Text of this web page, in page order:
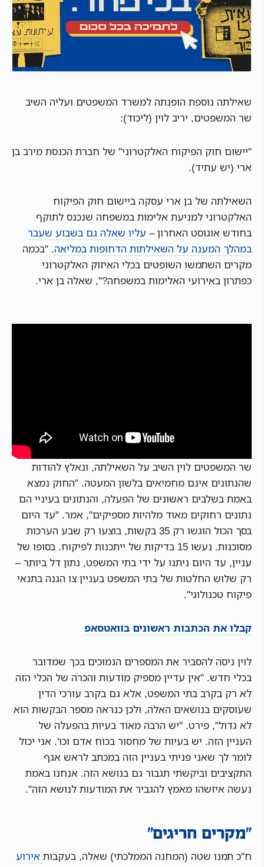
שאילתה נוספת הופנתה למשרד המשפטים ועליה השיב
שר המשפטים, יריב לוין (ליכוד):
"יישום חוק הפיקוח האלקטרוני" של חברת הכנסת מירב בן
ארי (יש עתיד).
השאילתה של בן ארי עסקה ביישום חוק הפיקוח
האלקטרוני למניעת אלימות במשפחה שנכנס לתוקף
בחודש אוגוסט האחרון – עליו שאלה גם בשבוע שעבר
במהלך המענה על השאילתות הדחופות במליאה. "בכמה
מקרים השתמשו השופטים בכלי האיזוק האלקטרוני
כפתרון באירועי האלימות במשפחה?", שאלה בן ארי.
שר המשפטים לוין השיב על השאילתה, ונאלץ להודות
שהנתונים אינם מחמיאים בלשון המעטה. "החוק נמצא
באמת בשלבים ראשונים של הפעלה, והנתונים בעיניי הם
נתונים רחוקים מאוד מלהיות מספיקים", אמר. "עד היום
בסך הכול הוגשו רק 35 בקשות, בוצעו רק שבע הערכות
מסוכנות. נעשו 15 בדיקות של ייתכנות לפיקוח. בסופו של
עניין, עד היום ניתנו על ידי בתי המשפט, נתון דל ביותר –
רק שלוש החלטות של בתי המשפט בעניין צו הגנה בתנאי
פיקוח טכנולוגי".
קבלו את הכתבות ראשונים בוואטסאפ
לוין ניסה להסביר את המספרים הנמוכים בכך שמדובר
בכלי חדש. "אין עדיין מספיק מודעות והכרה של הכלי הזה
לא רק בקרב בתי המשפט, אלא גם בקרב עורכי הדין
שעוסקים בנושאים האלה, ולכן כנראה מספר הבקשות הוא
לא גדול", פירט. "יש הרבה מאוד בעיות בהפעלה של
העניין הזה. יש בעיות של מחסור בכוח אדם וכו'. אני יכול
לומר לך שאני פניתי בעניין הזה במכתב לראש אגף
התקציבים וביקשתי תגבור גם בנושא הזה. אנחנו באמת
נעשה איזשהו מאמץ להגביר את המודעות לנושא הזה".
"מקרים חריגים"
ח"כ תמנו שטה (המחנה הממלכתי) שאלה, בעקבות אירוע